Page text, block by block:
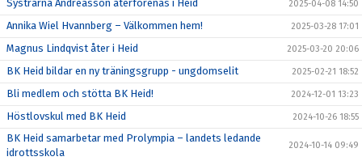
Systrarna Andreasson återförenas i Heid 2025-04-08 14:50
Annika Wiel Hvannberg – Välkommen hem! 2025-03-28 17:01
Magnus Lindqvist åter i Heid 2025-03-20 20:06
BK Heid bildar en ny träningsgrupp - ungdomselit 2025-02-21 18:52
Bli medlem och stötta BK Heid! 2024-12-01 13:23
Höstlovskul med BK Heid 2024-10-26 18:55
BK Heid samarbetar med Prolympia – landets ledande
idrottsskola
2024-10-14 09:49